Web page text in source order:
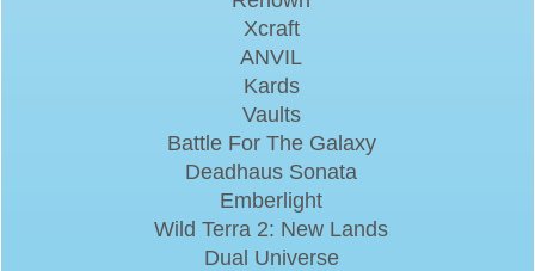
Xcraft
ANVIL
Kards
Vaults
Battle For The Galaxy
Deadhaus Sonata
Emberlight
Wild Terra 2: New Lands
Dual Universe